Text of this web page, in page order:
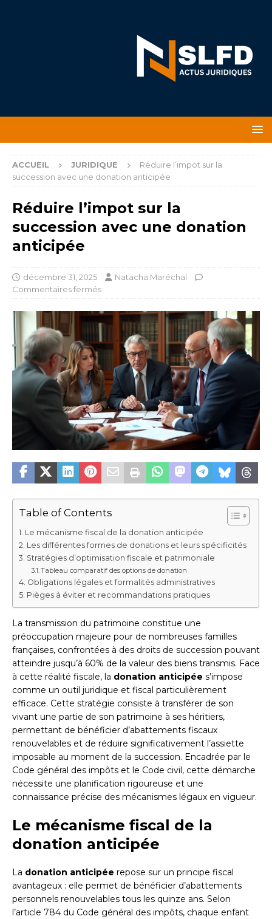
ACCUEIL JURIDIQUE
Réduire l’impot sur la
succession avec une donation anticipée
Réduire l’impot sur la
succession avec une donation
anticipée
décembre 31, 2025
Natacha Maréchal
Commentaires fermés
Table of Contents
Le mécanisme fiscal de la donation anticipée
Les différentes formes de donations et leurs spécificités
Stratégies d’optimisation fiscale et patrimoniale
Tableau comparatif des options de donation
Obligations légales et formalités administratives
Pièges à éviter et recommandations pratiques
La transmission du patrimoine constitue une
préoccupation majeure pour de nombreuses familles
françaises, confrontées à des droits de succession pouvant
atteindre jusqu’à 60% de la valeur des biens transmis. Face
à cette réalité fiscale, la donation anticipée s’impose
comme un outil juridique et fiscal particulièrement
efficace. Cette stratégie consiste à transférer de son
vivant une partie de son patrimoine à ses héritiers,
permettant de bénéficier d’abattements fiscaux
renouvelables et de réduire significativement l’assiette
imposable au moment de la succession. Encadrée par le
Code général des impôts et le Code civil, cette démarche
nécessite une planification rigoureuse et une
connaissance précise des mécanismes légaux en vigueur.
Le mécanisme fiscal de la
donation anticipée
La donation anticipée repose sur un principe fiscal
avantageux : elle permet de bénéficier d’abattements
personnels renouvelables tous les quinze ans. Selon
l’article 784 du Code général des impôts, chaque enfant